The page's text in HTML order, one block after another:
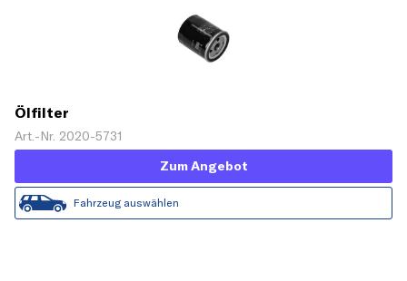
Ölfilter
Art.-Nr. 2020-5731
Zum Angebot
Fahrzeug auswählen